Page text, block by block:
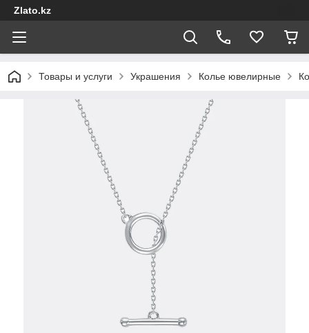
Zlato.kz
Товары и услуги Украшения Колье ювелирные